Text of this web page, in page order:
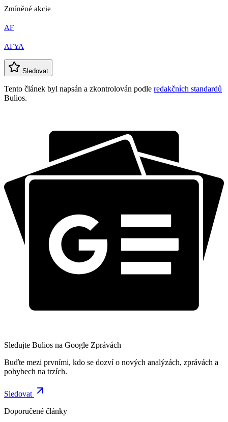
Zmíněné akcie
AF
AFYA
Sledovat
Tento článek byl napsán a zkontrolován podle redakčních standardů
Bulios.
Sledujte Bulios na Google Zprávách
Buďte mezi prvními, kdo se dozví o nových analýzách, zprávách a
pohybech na trzích.
Sledovat
Doporučené články